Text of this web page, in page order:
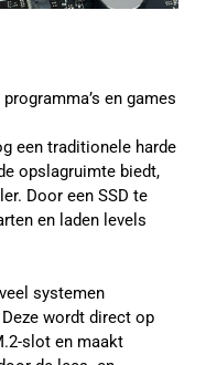
en games
een traditionele harde
opslagruimte biedt,
Door een SSD te
en laden levels
systemen
wordt direct op
slot en maakt